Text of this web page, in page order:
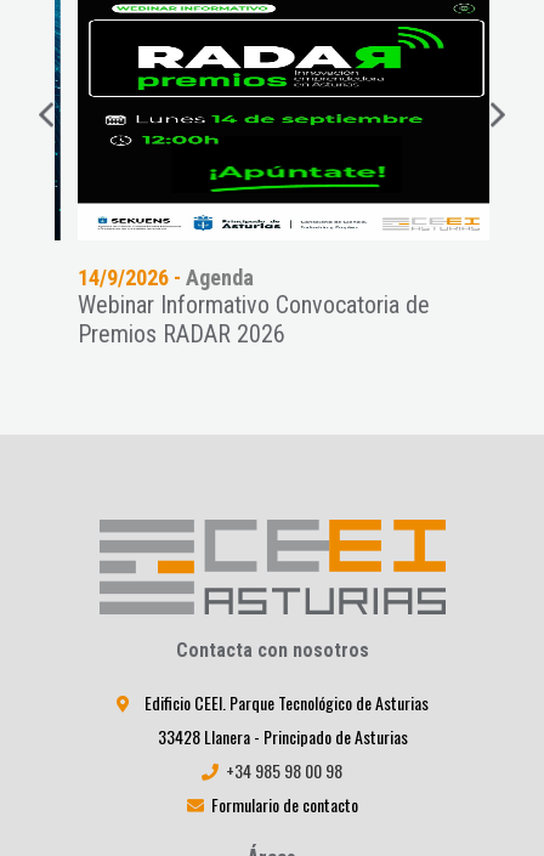
14/9/2026 - Agenda
Webinar Informativo Convocatoria de
Premios RADAR 2026
Contacta con nosotros
Edificio CEEI. Parque Tecnológico de Asturias
33428 Llanera - Principado de Asturias
+34 985 98 00 98
Formulario de contacto